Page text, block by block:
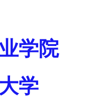
学院
学